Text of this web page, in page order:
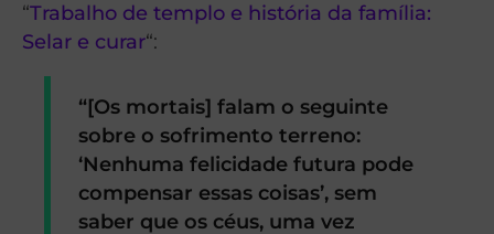
“Trabalho de templo e história da família:
Selar e curar“:
“[Os mortais] falam o seguinte
sobre o sofrimento terreno:
‘Nenhuma felicidade futura pode
compensar essas coisas’, sem
saber que os céus, uma vez